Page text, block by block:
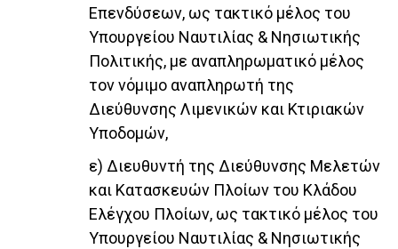
Επενδύσεων, ως τακτικό μέλος του
Υπουργείου Ναυτιλίας & Νησιωτικής
Πολιτικής, με αναπληρωματικό μέλος
τον νόμιμο αναπληρωτή της
Διεύθυνσης Λιμενικών και Κτιριακών
Υποδομών,
ε) Διευθυντή της Διεύθυνσης Μελετών
και Κατασκευών Πλοίων του Κλάδου
Ελέγχου Πλοίων, ως τακτικό μέλος του
Υπουργείου Ναυτιλίας & Νησιωτικής